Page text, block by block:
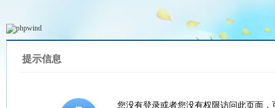
提示信息
您没有登录或者您没有权限访问此页面